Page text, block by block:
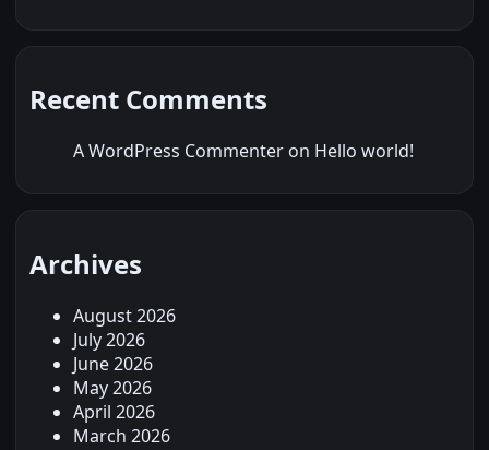
Recent Comments
A WordPress Commenter on Hello world!
Archives
August 2026
July 2026
June 2026
May 2026
April 2026
March 2026